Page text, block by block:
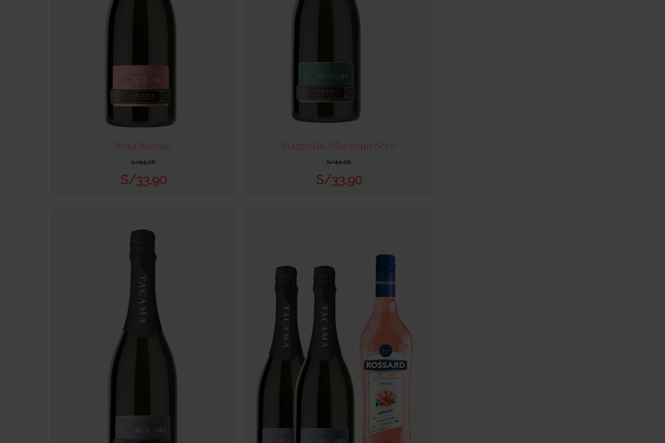
Rosa Salvaje
S/44.28
S/33.90
Magnolia Alba Semi Seco
S/44.28
S/33.90